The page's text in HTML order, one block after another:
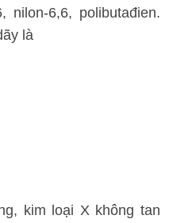
nilon-6,6, polibutađien.
là
kim loại X không tan